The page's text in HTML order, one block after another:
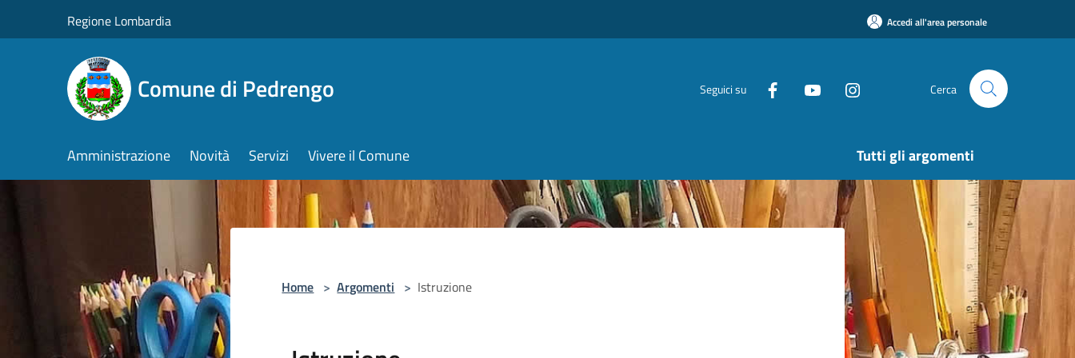
Regione Lombardia Accedi all'area personale
Comune di Pedrengo Seguici su Cerca
Amministrazione Novità Servizi Vivere il Comune Tutti gli argomenti
Home > Argomenti > Istruzione